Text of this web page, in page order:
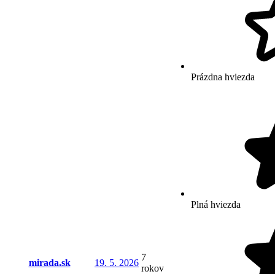
Prázdna hviezda
mirada.sk 19. 5. 2026
7
rokov
Plná hviezda